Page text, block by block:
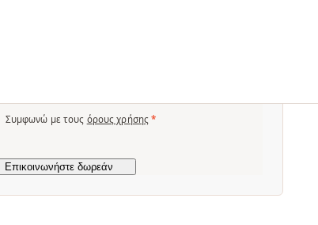
Συμφωνώ με τους όρους χρήσης *